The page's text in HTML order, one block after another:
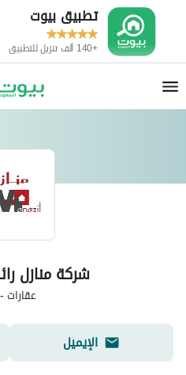
تطبيق بيوت
+140 ألف تنزيل للتطبيق
شركة منازل
عقارات-
الإيميل